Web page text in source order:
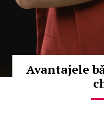
Avantajele